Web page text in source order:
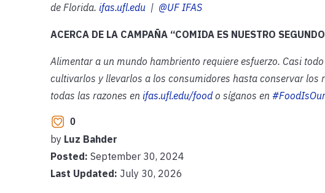
de Florida. ifas.ufl.edu| @UF IFAS
ACERCA DE LA CAMPAÑA “COMIDA ES NUESTRO
Alimentar a un mundo hambriento requiere esfuerzo. Casi
cultivarlos y llevarlos a los consumidores hasta conservar
todas las razones en ifas.ufl.edu/foodo síganos en
0
by Luz Bahder
Posted: September 30, 2024
Last Updated: July 30, 2026